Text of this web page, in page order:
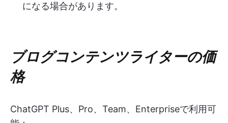
になる場合があります。
ブログコンテンツライターの価
格
ChatGPT Plus、Pro、Team、Enterpriseで利用可